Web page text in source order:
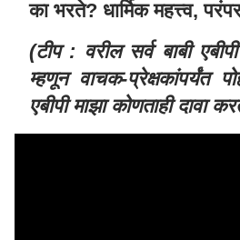
का भरते? धार्मिक महत्त्व,
(टीप : वरील सर्व बाबी
म्हणून वाचक-प्रेक्षकांपर्यंत
एबीपी माझा कोणताही दावा